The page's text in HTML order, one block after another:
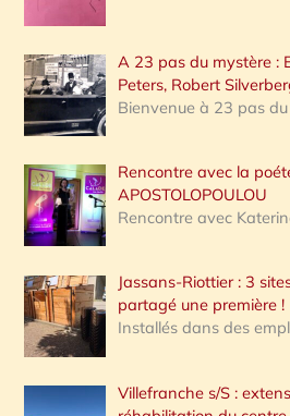
A 23 pas du mystère :
Peters, Robert
Bienvenue à 23 pas
Rencontre avec la
APOSTOLOPOULOU
Rencontre avec
Jassans-Riottier : 3
partagé une première !
Installés dans des
Villefranche s/S :